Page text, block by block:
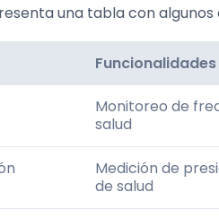
una tabla con
Funcionalidades
Monitoreo de
salud
Medición de
de salud